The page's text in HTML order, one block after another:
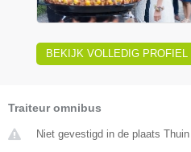
BEKIJK VOLLEDIG PROFIEL
Traiteur omnibus
Niet gevestigd in de plaats